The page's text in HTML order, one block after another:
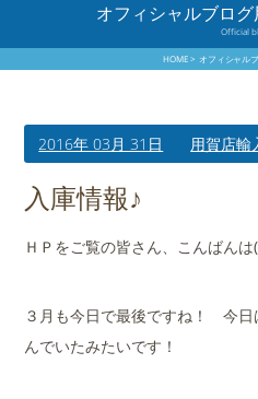
保証に
買取査定
会社概
オフィシャルブロ
Official
HOME オフィシャル
2016年 03月 31日 用賀店輸
入庫情報♪
ＨＰをご覧の皆さん、こんばん
３月も今日で最後ですね！ 今
んでいたみたいです！